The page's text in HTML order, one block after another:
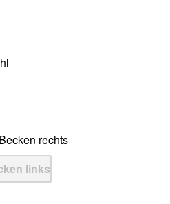
Becken rechts
links